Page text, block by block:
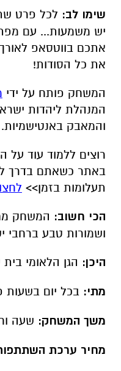
באתר כשאתם בדרך
תעלומות בזמן>>
הכי חשוב:
היכן: הגן הלאומי בית
משך המשחק: שעה
מחיר ערכת
ציוד נדרש:
יש
משפחתי
מוכנים לצאת למסע